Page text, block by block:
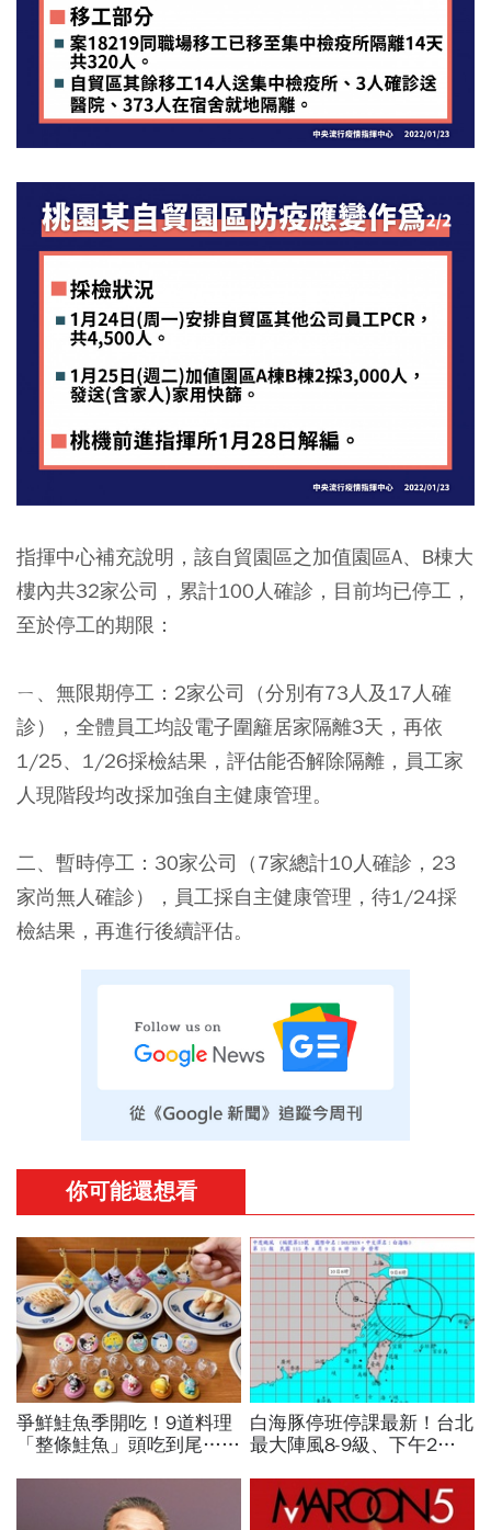
指揮中心補充說明，該自貿園區之加值園區A、B棟大
樓內共32家公司，累計100人確診，目前均已停工，
至於停工的期限：
ㄧ、無限期停工：2家公司（分別有73人及17人確
診），全體員工均設電子圍籬居家隔離3天，再依
1/25、1/26採檢結果，評估能否解除隔離，員工家
人現階段均改採加強自主健康管理。
二、暫時停工：30家公司（7家總計10人確診，23
家尚無人確診），員工採自主健康管理，待1/24採
檢結果，再進行後續評估。